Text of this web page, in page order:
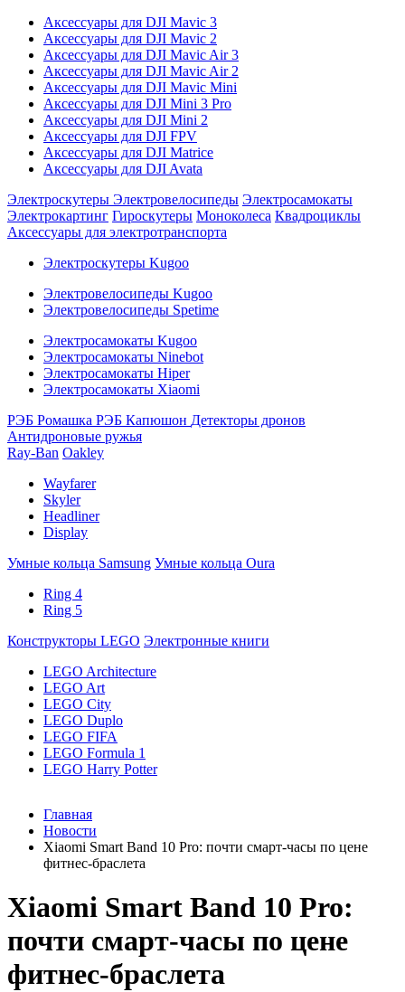
Аксессуары для DJI Mavic 3
Аксессуары для DJI Mavic 2
Аксессуары для DJI Mavic Air 3
Аксессуары для DJI Mavic Air 2
Аксессуары для DJI Mavic Mini
Аксессуары для DJI Mini 3 Pro
Аксессуары для DJI Mini 2
Аксессуары для DJI FPV
Аксессуары для DJI Matrice
Аксессуары для DJI Avata
Электроскутеры Электровелосипеды Электросамокаты
Электрокартинг Гироскутеры Моноколеса Квадроциклы
Аксессуары для электротранспорта
Электроскутеры Kugoo
Электровелосипеды Kugoo
Электровелосипеды Spetime
Электросамокаты Kugoo
Электросамокаты Ninebot
Электросамокаты Hiper
Электросамокаты Xiaomi
РЭБ Ромашка РЭБ Капюшон Детекторы дронов
Антидроновые ружья
Ray-Ban Oakley
Wayfarer
Skyler
Headliner
Display
Умные кольца Samsung Умные кольца Oura
Ring 4
Ring 5
Конструкторы LEGO Электронные книги
LEGO Architecture
LEGO Art
LEGO City
LEGO Duplo
LEGO FIFA
LEGO Formula 1
LEGO Harry Potter
Главная
Новости
Xiaomi Smart Band 10 Pro: почти смарт-часы по цене
фитнес-браслета
Xiaomi Smart Band 10 Pro:
почти смарт-часы по цене
фитнес-браслета